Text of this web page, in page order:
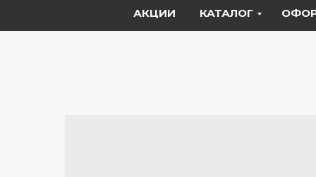
АКЦИИ КАТАЛОГ